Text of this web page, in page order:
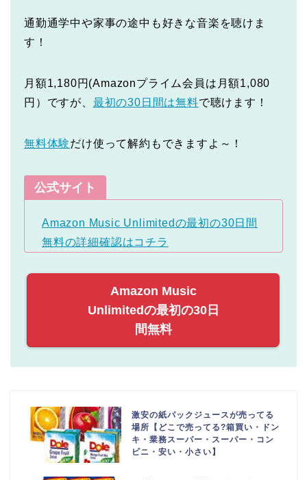
通勤通学中や家事の途中も好きな音楽を聴けま
す！
月額1,180円(Amazonプライム会員は月額1,080
円）ですが、 最初の30日間は無料で聴けます！
無料体験だけ使って解約もできますよ～！
公式サイト
Amazon Music Unlimitedの最初の30日間
無料の詳細確認はコチラ
Amazon Music
Unlimitedの最初の30日
間無料
激安の紙パックジュースが売ってる
場所【どこで売ってる?箱買い・ドン
キ・業務スーパー・スーパー・コン
ビニ・安い・小さい】